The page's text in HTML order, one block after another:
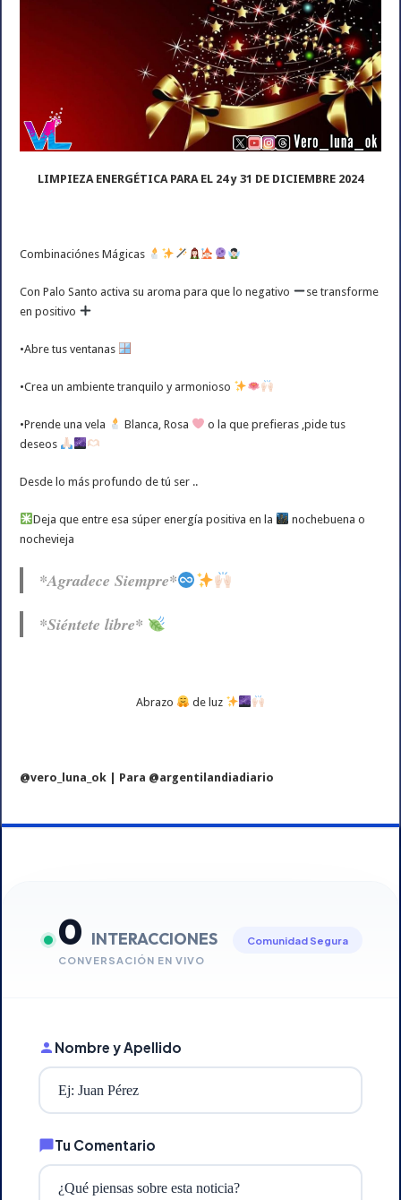
LIMPIEZA ENERGÉTICA PARA EL 24 y 31 DE DICIEMBRE 2024
Combinaciónes Mágicas
Con Palo Santo activa su aroma para que lo negativo
se transforme
en positivo
•Abre tus ventanas
•Crea un ambiente tranquilo y armonioso
•Prende una vela Blanca, Rosa
o la que prefieras ,pide tus
deseos
Desde lo más profundo de tú ser ..
Deja que entre esa súper energía positiva en la
nochebuena o
nochevieja
*Agradece Siempre*
*Siéntete libre*
Abrazo de luz
@vero_luna_ok | Para @argentilandiadiario
0 INTERACCIONES
CONVERSACIÓN EN VIVO
Comunidad Segura
Nombre y Apellido
Tu Comentario